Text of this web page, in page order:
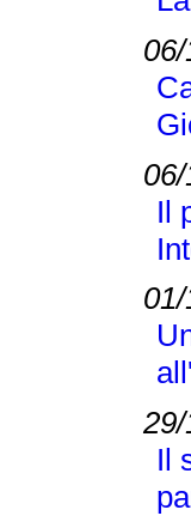
Il
Il